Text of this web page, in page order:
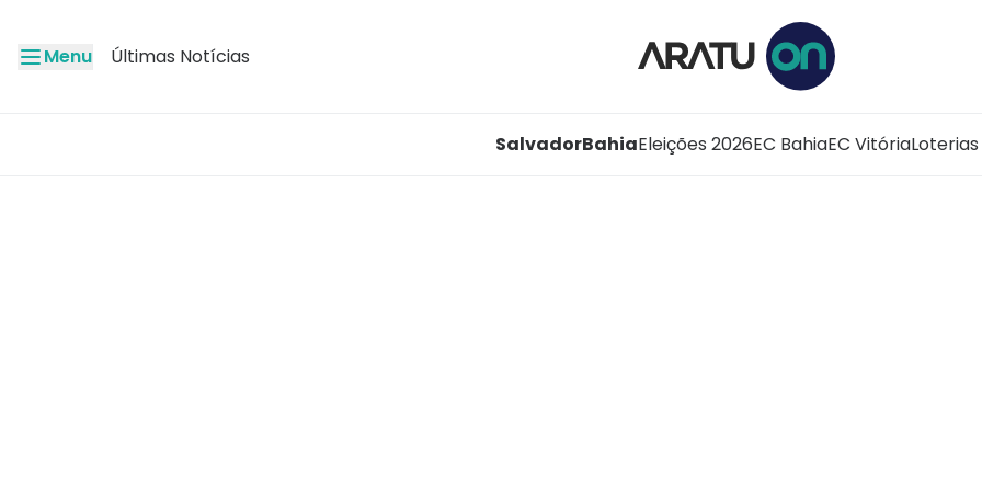
Menu Últimas Notícias
SalvadorBahiaEleições 2026EC BahiaEC VitóriaLoterias